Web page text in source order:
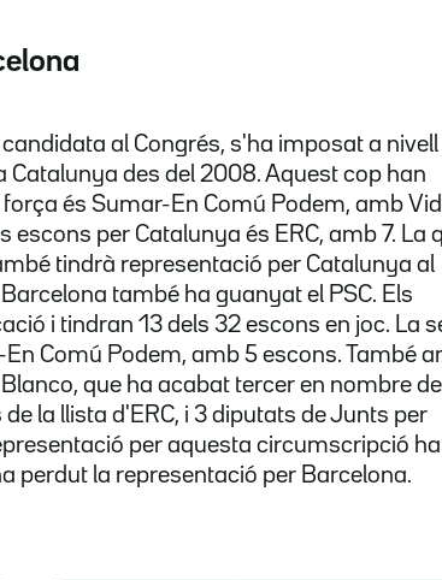
al Congrés, s'ha imposat a
Catalunya des del 2008. Aquest cop han
és Sumar-En Comú Podem, amb
per Catalunya és ERC, amb 7. La
tindrà representació per Catalunya al
també ha guanyat el PSC. Els
i tindran 13 dels 32 escons en joc. La
Comú Podem, amb 5 escons. També
que ha acabat tercer en nombre
la llista d'ERC, i 3 diputats de Junts per
per aquesta circumscripció
perdut la representació per Barcelona.